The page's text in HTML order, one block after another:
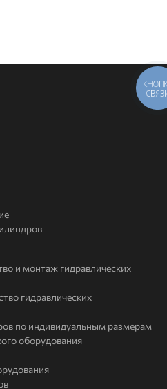
и монтаж гидравлических
гидравлических
по индивидуальным размерам
оборудования